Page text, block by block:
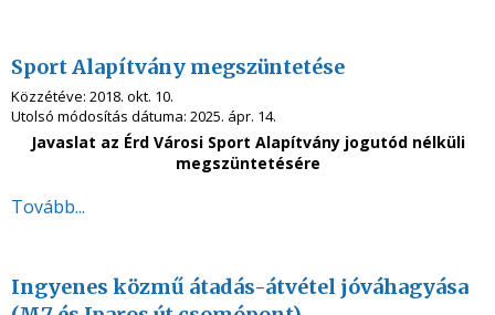
Sport Alapítvány megszüntetése
Közzétéve: 2018. okt. 10.
Utolsó módosítás dátuma: 2025. ápr. 14.
Javaslat az Érd Városi Sport Alapítvány jogutód nélküli
megszüntetésére
Tovább...
Ingyenes közmű átadás-átvétel jóváhagyása